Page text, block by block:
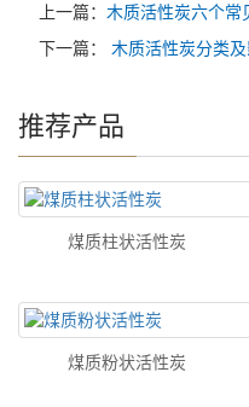
上一篇： 木质活性炭六个常
下一篇：
木质活性炭分类
推荐产品
煤质柱状活性炭
煤质粉状活性炭